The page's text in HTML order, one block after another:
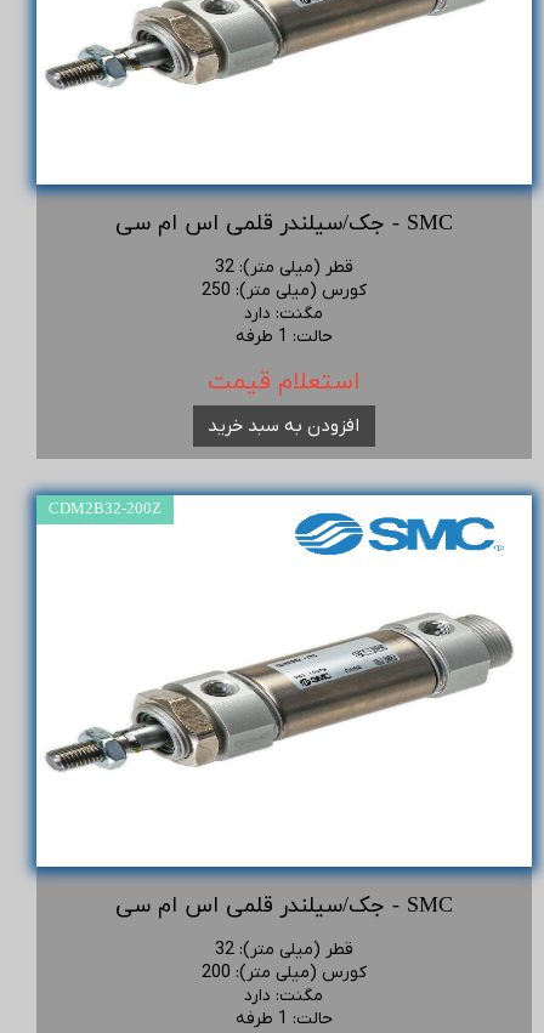
جک/سیلندر قلمی اس ام سی - SMC
قطر (میلی متر):
32
کورس (میلی متر):
250
مگنت: دارد
حالت: 1 طرفه
استعلام قیمت
افزودن به سبد خرید
جک/سیلندر قلمی اس ام سی - SMC
قطر (میلی متر):
32
کورس (میلی متر):
200
مگنت: دارد
حالت: 1 طرفه
CDM2B32-200Z